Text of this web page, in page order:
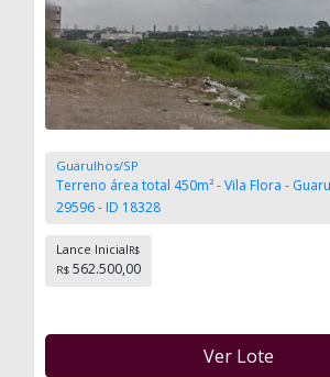
Guarulhos/SP
Terreno área total 450m² - Vila Flora -
29596 - ID 18328
Lance InicialR$
R$ 562.500,00
Ver Lote